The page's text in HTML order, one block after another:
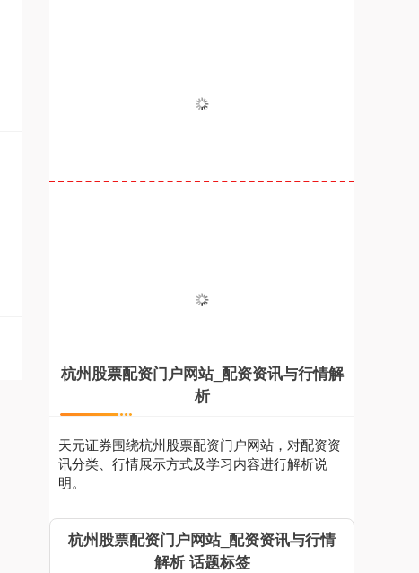
杭州股票配资门户网站_配资资讯与行情解
析
天元证券围绕杭州股票配资门户网站，对配资资
讯分类、行情展示方式及学习内容进行解析说
明。
杭州股票配资门户网站_配资资讯与行情
解析 话题标签